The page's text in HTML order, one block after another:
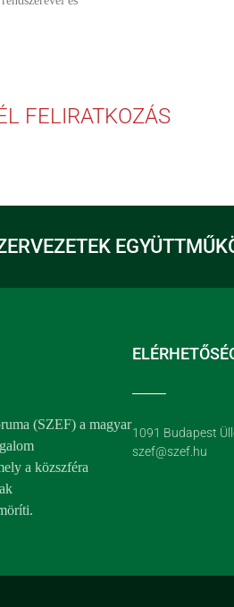
FELIRATKOZÁS
(SZEF) a magyar
a közszféra
1091 Budapest
szef@szef.hu